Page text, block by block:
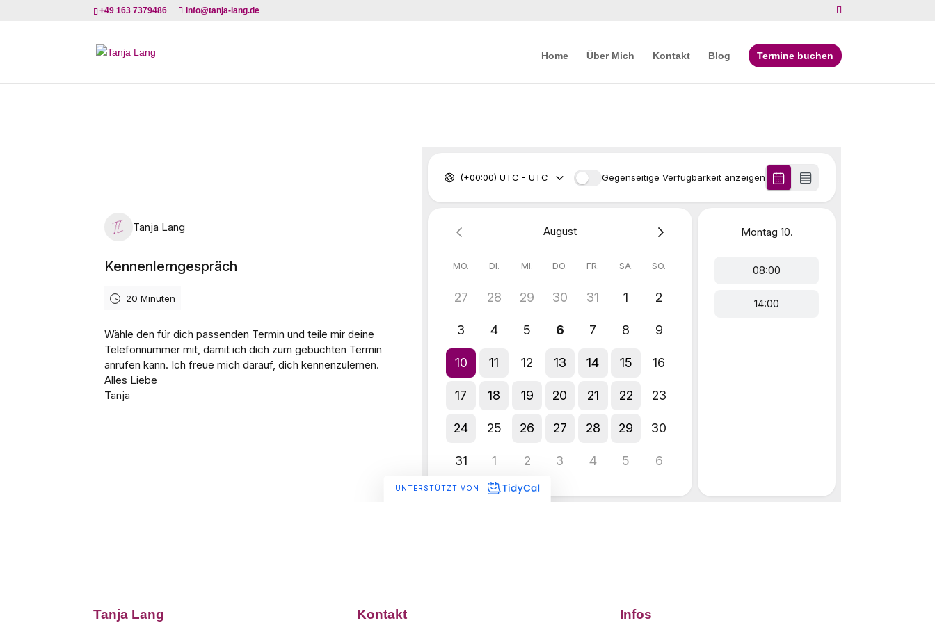
+49 163 7379486 info@tanja-lang.de
Home Über Mich Kontakt Blog Termine buchen
Tanja Lang Kontakt Infos